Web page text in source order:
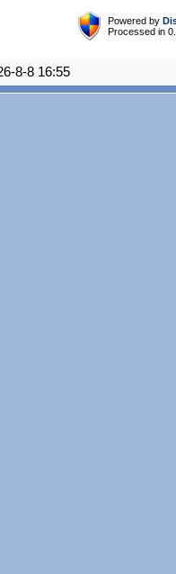
Powered by
Processed in
8-8 16:55